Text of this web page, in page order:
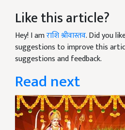
Like this article?
Hey! I amराशि श्रीवास्तव. Did you
suggestions to improve this
suggestions and feedback.
Read next